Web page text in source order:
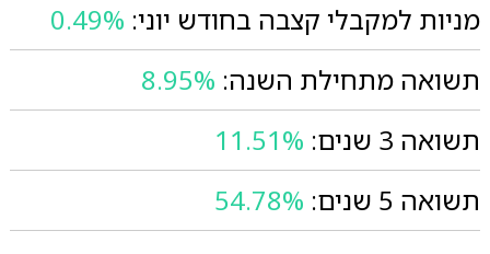
מניות למקבלי קצבה בחודש יוני: 0.49%
תשואה מתחילת השנה: 8.95%
תשואה 3 שנים:
11.51%
תשואה 5 שנים:
54.78%